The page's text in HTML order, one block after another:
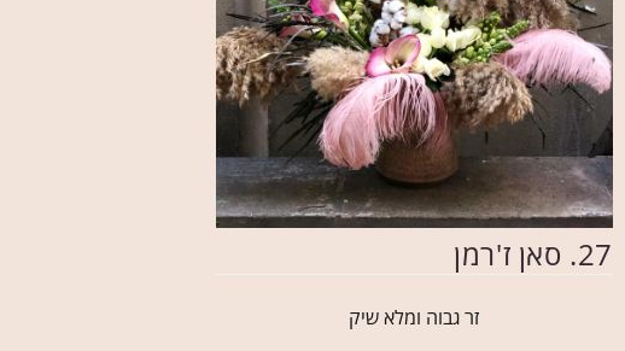
27. סאן ז'רמן
זר גבוה ומלא שיק